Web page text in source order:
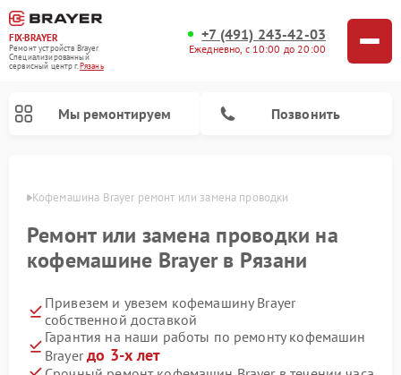
FIX-BRAYER
Ремонт устройств Brayer
Специализированный
cервисный центр г.Рязань
+7 (491) 243-42-03
Ежедневно, с 10:00 до 20:00
Мы ремонтируем Позвонить
Кофемашина Brayer ремонт или замена проводки
Ремонт или замена проводки на
кофемашине Brayer в Рязани
Привезем и увезем кофемашину Brayer
собственной доставкой
Гарантия на наши работы по ремонту кофемашин
Brayerдо 3-х лет